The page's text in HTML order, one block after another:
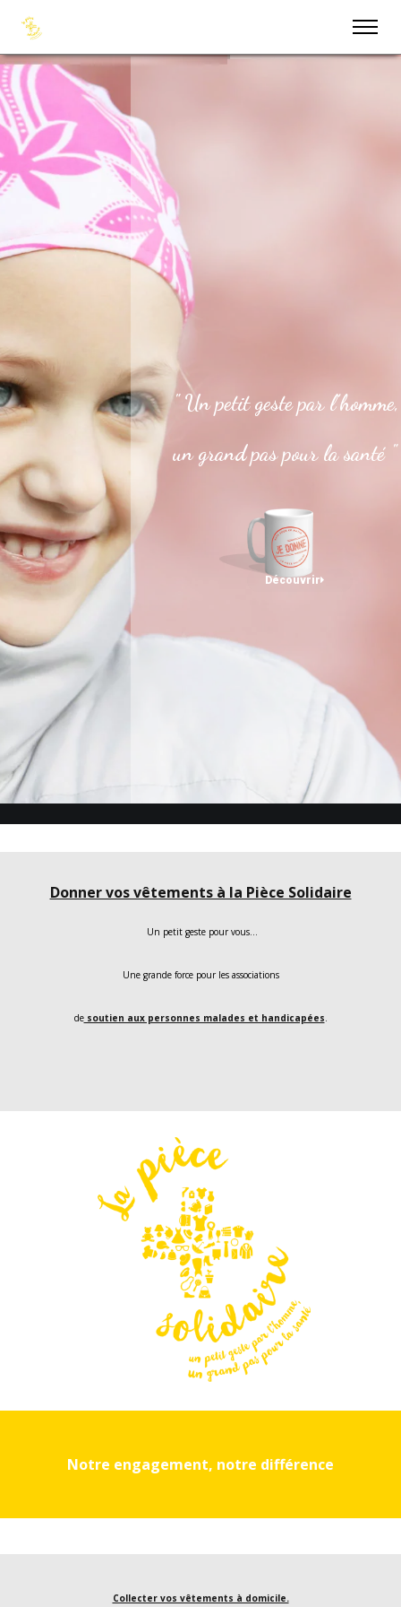
" Un petit geste par l’homme,
un grand pas pour la santé "
Découvrir
Donner vos vêtements à la Pièce Solidaire
Un petit geste pour vous…
Une grande force pour les associations
desoutien aux personnes malades et handicapées.
Notre engagement, notre différence
Collecter vos vêtements à domicile.